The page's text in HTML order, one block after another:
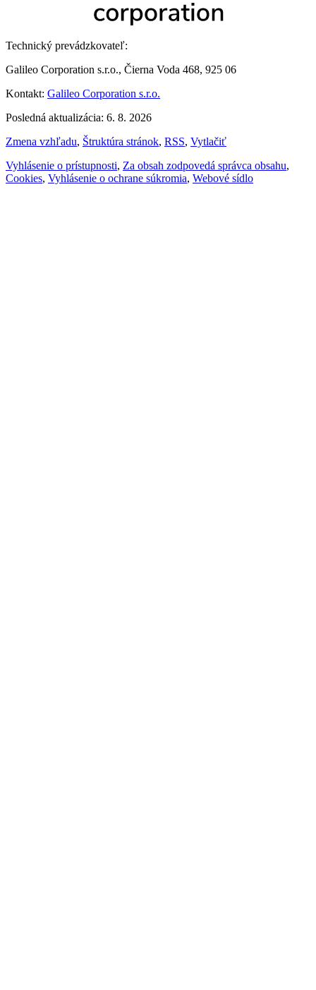
Technický prevádzkovateľ:
Galileo Corporation s.r.o., Čierna Voda 468, 925 06
Kontakt: Galileo Corporation s.r.o.
Posledná aktualizácia: 6. 8. 2026
Zmena vzhľadu, Štruktúra stránok, RSS, Vytlačiť
Vyhlásenie o prístupnosti, Za obsah zodpovedá správca obsahu,
Cookies, Vyhlásenie o ochrane súkromia, Webové sídlo